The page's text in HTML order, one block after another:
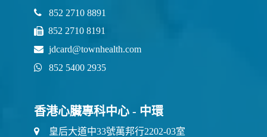
852 2710 8891
852 2710 8191
jdcard@townhealth.com
852 5400 2935
香港心臟專科中心 - 中環
皇后大道中33號萬邦行2202-03室